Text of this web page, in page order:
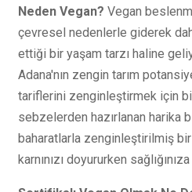
Neden Vegan? Vegan
çevresel nedenlerle giderek
ettiği bir yaşam tarzı haline
Adana'nın zengin tarım
tariflerini zenginleştirmek için
sebzelerden hazırlanan harika
baharatlarla zenginleştirilmiş
karnınızı doyururken